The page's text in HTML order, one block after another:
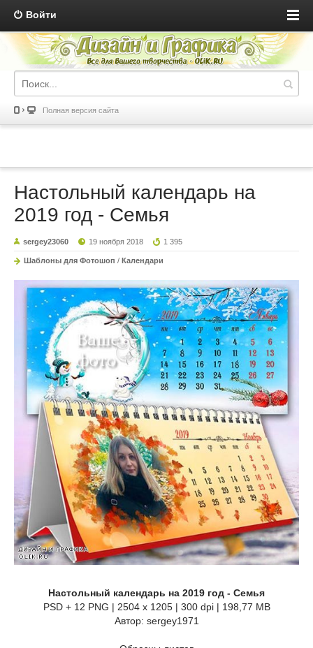
Войти
Полная версия сайта
Настольный календарь на
2019 год - Семья
sergey23060 19 ноября 2018 1 395
Шаблоны для Фотошоп / Календари
Настольный календарь на 2019 год - Семья
PSD + 12 PNG | 2504 x 1205 | 300 dpi | 198,77 MB
Автор: sergey1971